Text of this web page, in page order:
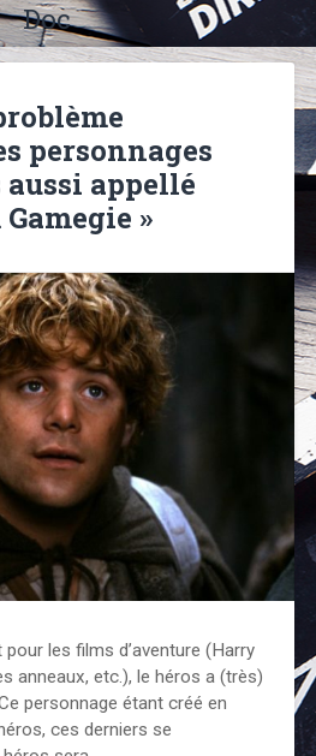
Doc
personnages
appellé
»
les films d’aventure (Harry
anneaux, etc.), le héros a (très)
personnage étant créé en
ces derniers se